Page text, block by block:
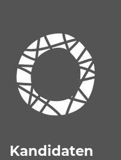
Kandidaten